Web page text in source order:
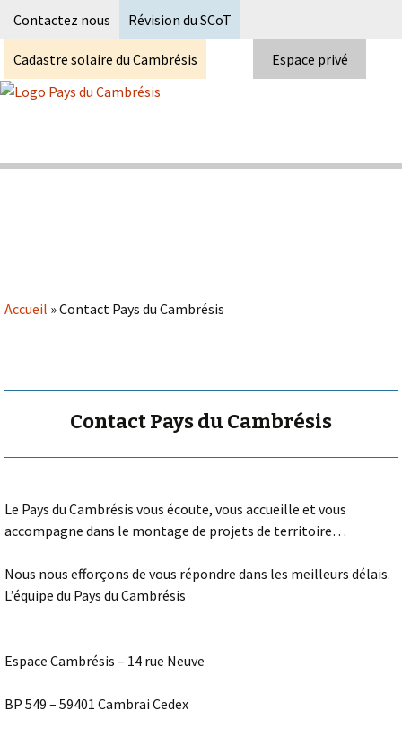
Contactez nous Révision du SCoT
Cadastre solaire du Cambrésis Espace privé
Accueil »Contact Pays du Cambrésis
Contact Pays du Cambrésis
Le Pays du Cambrésis vous écoute, vous accueille et vous
accompagne dans le montage de projets de territoire…
Nous nous efforçons de vous répondre dans les meilleurs délais.
L’équipe du Pays du Cambrésis
Espace Cambrésis – 14 rue Neuve
BP 549 – 59401 Cambrai Cedex